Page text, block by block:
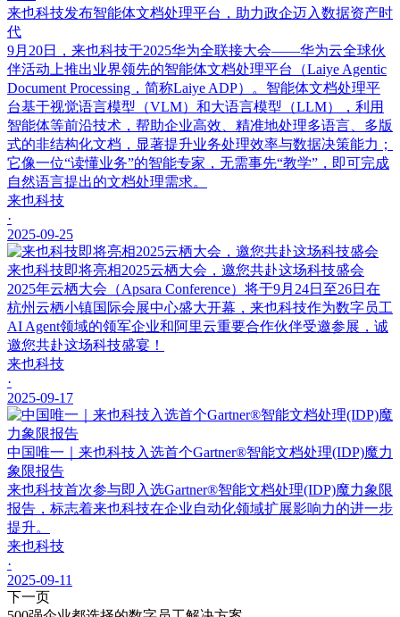
来也科技发布智能体文档处理平台，助力政企迈入数据资产时
代
9月20日，来也科技于2025华为全联接大会——华为云全球伙
伴活动上推出业界领先的智能体文档处理平台（Laiye Agentic
Document Processing，简称Laiye ADP）。智能体文档处理平
台基于视觉语言模型（VLM）和大语言模型（LLM），利用
智能体等前沿技术，帮助企业高效、精准地处理多语言、多版
式的非结构化文档，显著提升业务处理效率与数据决策能力；
它像一位“读懂业务”的智能专家，无需事先“教学”，即可完成
自然语言提出的文档处理需求。
来也科技
·
2025-09-25
来也科技即将亮相2025云栖大会，邀您共赴这场科技盛会
2025年云栖大会（Apsara Conference）将于9月24日至26日在
杭州云栖小镇国际会展中心盛大开幕，来也科技作为数字员工
AI Agent领域的领军企业和阿里云重要合作伙伴受邀参展，诚
邀您共赴这场科技盛宴！
来也科技
·
2025-09-17
中国唯一｜来也科技入选首个Gartner®智能文档处理(IDP)魔力
象限报告
来也科技首次参与即入选Gartner®智能文档处理(IDP)魔力象限
报告，标志着来也科技在企业自动化领域扩展影响力的进一步
提升。
来也科技
·
2025-09-11
下一页